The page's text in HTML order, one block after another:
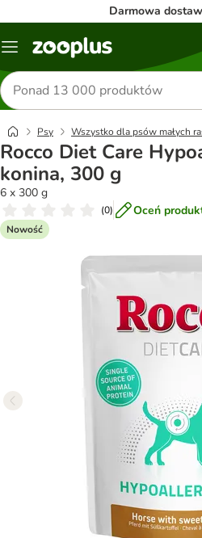
Darmowa
Menu
Szukaj
produktów
Psy Wszystko dla psów małych
Rocco Diet Care
konina, 300 g
6 x 300 g
(0) Oceń
Nowość